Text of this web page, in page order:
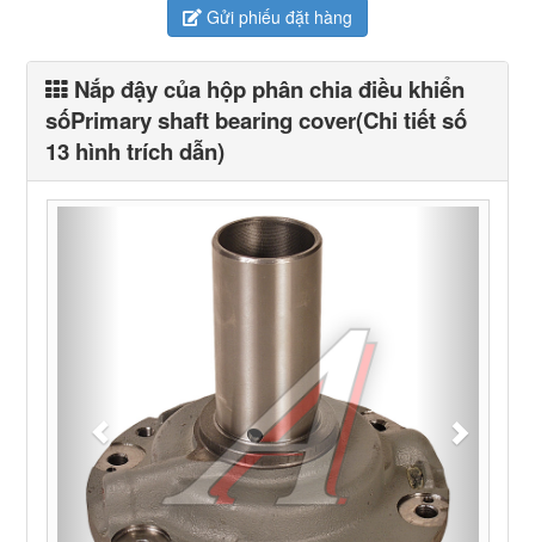
Gửi phiếu đặt hàng
Nắp đậy của hộp phân chia điều khiển
sốPrimary shaft bearing cover(Chi tiết số
13 hình trích dẫn)